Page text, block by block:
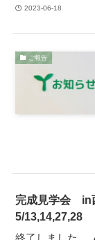
2023-06-18
ご報告
完成見学会
5/13,14,27,28
終了しました。